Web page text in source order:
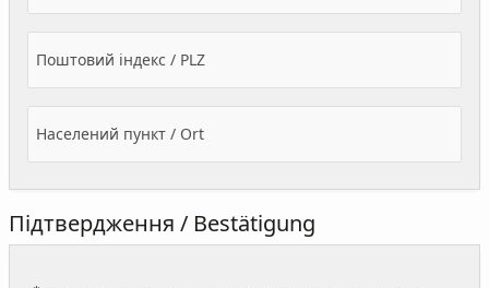
Поштовий індекс / PLZ
Населений пункт / Ort
Підтвердження / Bestätigung